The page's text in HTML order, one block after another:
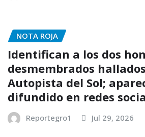
NOTA ROJA
Identifican a los dos
desmembrados
Autopista del Sol;
difundido en redes
Reportegro1 Jul 29, 2026